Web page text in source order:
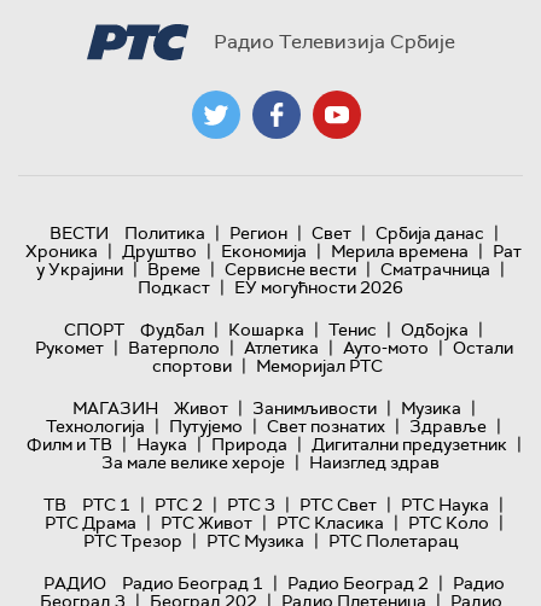
Радио Телевизија Србије
ВЕСТИ Политика | Регион | Свет | Србија данас |
Хроника | Друштво | Економија | Мерила времена | Рат
у Украјини | Време | Сервисне вести | Сматрачница |
Подкаст | ЕУ могућности 2026
СПОРТ
Фудбал | Кошарка | Тенис | Одбојка |
Рукомет | Ватерполо | Атлетика | Ауто-мото | Остали
спортови | Меморијал РТС
МАГАЗИН
Живот | Занимљивости | Музика |
Технологијa | Путујемо | Свет познатих | Здравље |
Филм и ТВ | Наука | Природа | Дигитални предузетник |
За мале велике хероје | Наизглед здрав
ТВ
РТС 1 | РТС 2 | РТС 3 | РТС Свет | РТС Наука |
РТС Драма | РТС Живот | РТС Класика | РТС Коло |
РТС Трезор | РТС Музика | РТС Полетарац
РАДИО
Радио Београд 1 | Радио Београд 2 | Радио
Београд 3 | Београд 202 | Радио Плетеница | Радио